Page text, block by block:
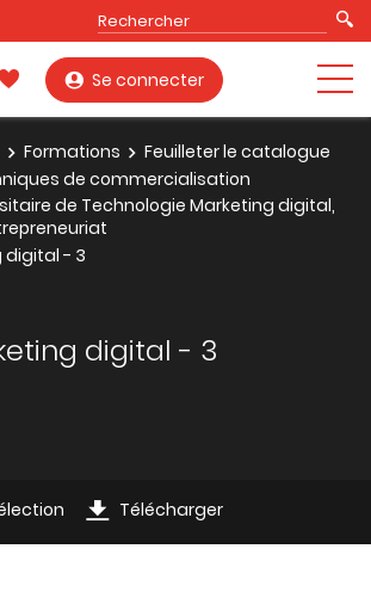
Se connecter
Formations
Feuilleter le catalogue
de commercialisation
de Technologie Marketing digital,
digital - 3
digital - 3
Télécharger